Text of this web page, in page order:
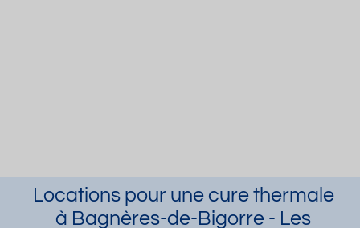
Locations pour une cure thermale
à Bagnères-de-Bigorre - Les